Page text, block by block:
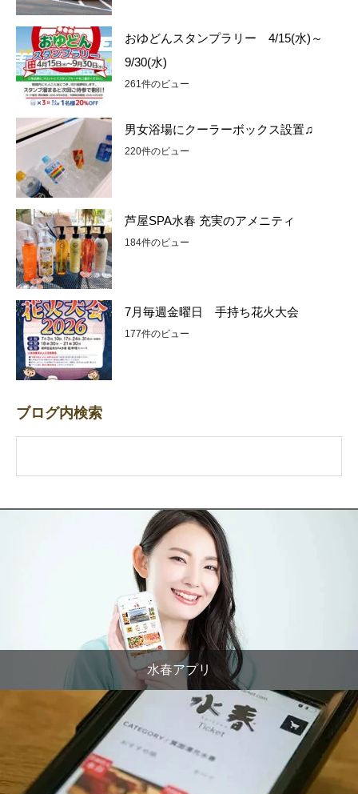
おゆどんスタンプラリー 4/15(水)～
9/30(水)
261件のビュー
男女浴場にクーラーボックス設置♫
220件のビュー
芦屋SPA水春 充実のアメニティ
184件のビュー
7月毎週金曜日 手持ち花火大会
177件のビュー
ブログ内検索
水春アプリ